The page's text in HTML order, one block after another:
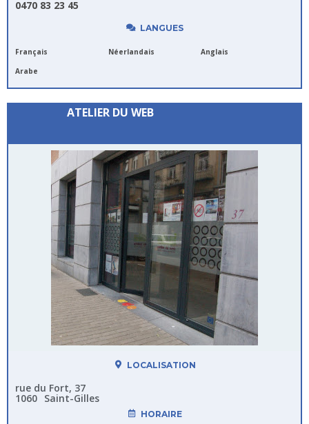
0470 83 23 45
LANGUES
Français Néerlandais
Anglais
Arabe
ATELIER DU WEB
LOCALISATION
rue du Fort, 37
1060 Saint-Gilles
HORAIRE